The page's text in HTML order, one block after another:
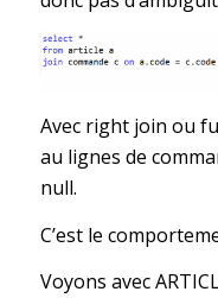
Avec right join ou
au lignes de
null.
C’est le
Voyons avec